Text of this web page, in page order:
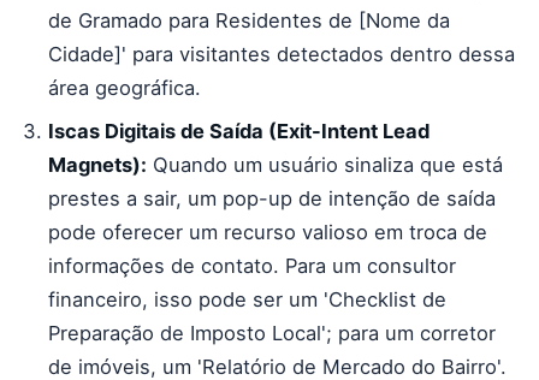
de Gramado para Residentes de [Nome da
Cidade]' para visitantes detectados dentro dessa
área geográfica.
Iscas Digitais de Saída (Exit-Intent Lead
Magnets): Quando um usuário sinaliza que está
prestes a sair, um pop-up de intenção de saída
pode oferecer um recurso valioso em troca de
informações de contato. Para um consultor
financeiro, isso pode ser um 'Checklist de
Preparação de Imposto Local'; para um corretor
de imóveis, um 'Relatório de Mercado do Bairro'.